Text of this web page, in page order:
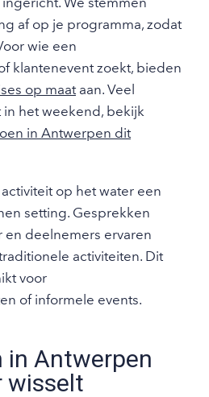
af op je programma, zodat
wie een
klantenevent zoekt, bieden
op maataan. Veel
het weekend, bekijk
in Antwerpen dit
op het water een
setting. Gesprekken
deelnemers ervaren
activiteiten. Dit
voor
of informele events.
in Antwerpen
wisselt